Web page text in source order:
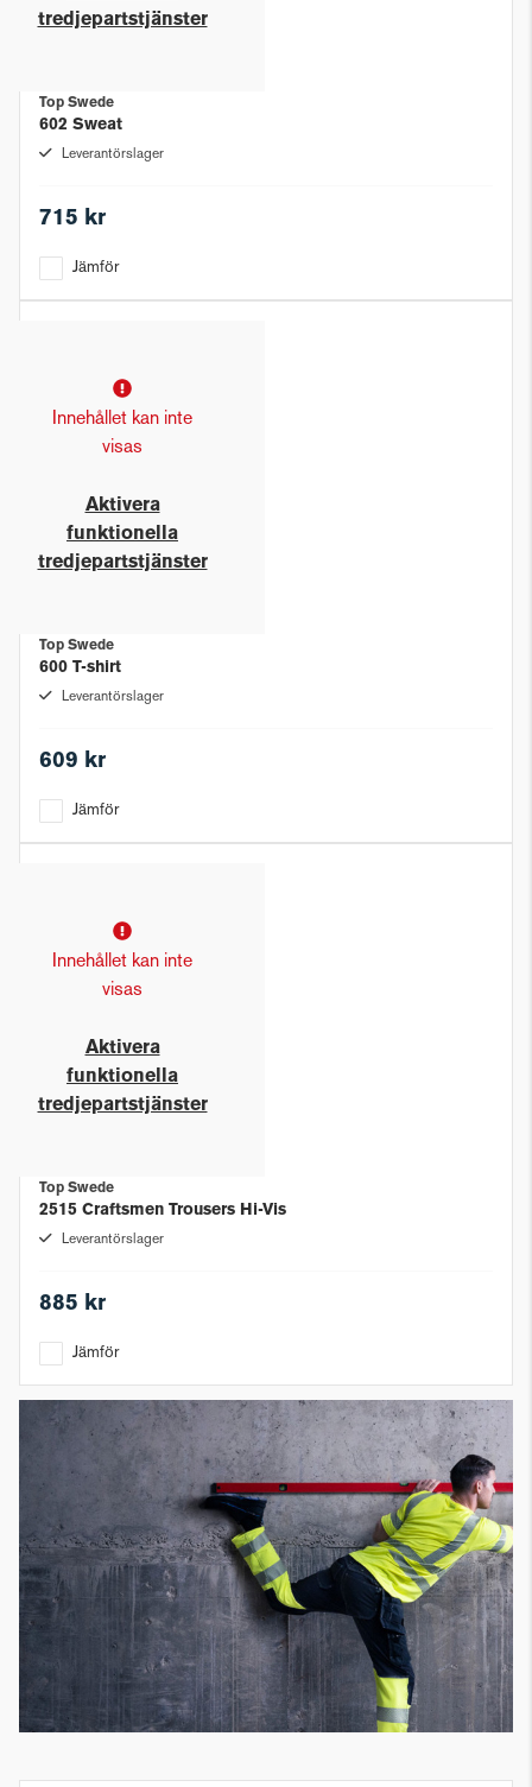
tredjepartstjänster
Top Swede
602 Sweat
Leverantörslager
715 kr
Jämför
Innehållet kan inte
visas
Aktivera
funktionella
tredjepartstjänster
Top Swede
600 T-shirt
Leverantörslager
609 kr
Jämför
Innehållet kan inte
visas
Aktivera
funktionella
tredjepartstjänster
Top Swede
2515 Craftsmen Trousers Hi-Vis
Leverantörslager
885 kr
Jämför